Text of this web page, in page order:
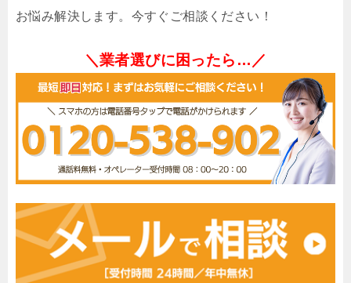
お悩み解決します。今すぐご相談ください！
＼業者選びに困ったら…／